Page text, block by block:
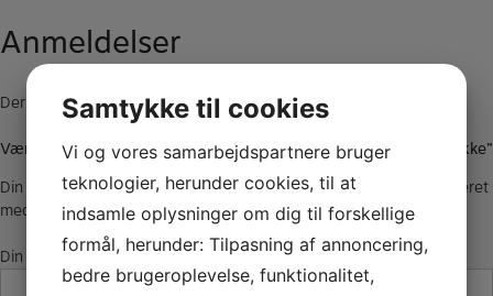
Anmeldelser
Der er endnu ikke nogle anmeldelser.
Vær den første til at anmelde “SELMER Concept Altsax mundstykke”
Din e-mailadresse vil ikke blive publiceret.Krævede felter er markeret
med
Din anmeldelse*
Samtykke til cookies
Vi og vores samarbejdspartnere bruger
teknologier, herunder cookies, til at
indsamle oplysninger om dig til forskellige
formål, herunder: Tilpasning af annoncering,
bedre brugeroplevelse, funktionalitet,